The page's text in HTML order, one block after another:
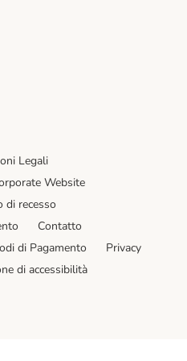
Legali
Website
di recesso
Contatto
di Pagamento
Privacy
di accessibilità